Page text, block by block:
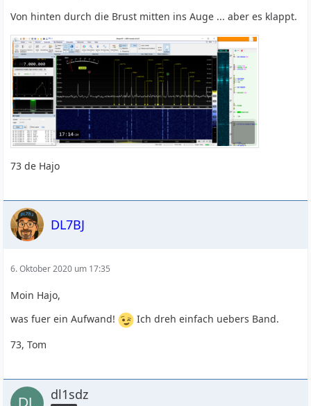
Von hinten durch die Brust mitten ins Auge ... aber es klappt.
73 de Hajo
DL7BJ
6. Oktober 2020 um 17:35
Moin Hajo,
was fuer ein Aufwand!
Ich dreh einfach uebers Band.
73, Tom
dl1sdz